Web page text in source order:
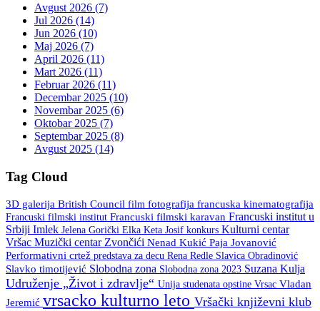
Avgust 2026 (7)
Jul 2026 (14)
Jun 2026 (10)
Maj 2026 (7)
April 2026 (11)
Mart 2026 (11)
Februar 2026 (11)
Decembar 2025 (10)
Novembar 2025 (6)
Oktobar 2025 (7)
Septembar 2025 (8)
Avgust 2025 (14)
Tag Cloud
3D galerija British Council film fotografija francuska kinematografija
Francuski filmski institut Francuski filmski karavan Francuski institut u
Srbiji Imlek Jelena Gorički Elka Keta Josif konkurs Kulturni centar
Vršac Muzički centar Zvončići Nenad Kukić Paja Jovanović
Performativni crtež predstava za decu Rena Redle Slavica Obradinović
Slavko timotijević Slobodna zona Slobodna zona 2023 Suzana Kulja
Udruženje „Život i zdravlje“ Unija studenata opstine Vrsac Vladan
Jeremić vrsacko kulturno leto Vršački književni klub